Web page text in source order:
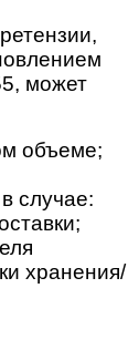
может
объеме;
случае:
хранения/